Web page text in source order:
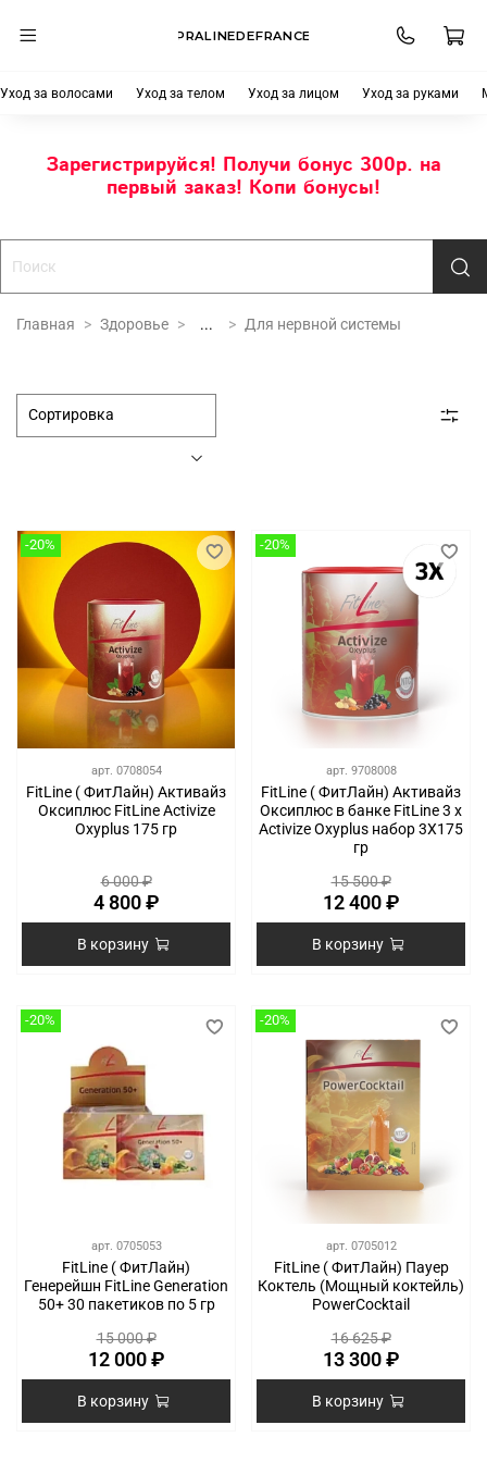
PRALINEDEFRANCE
Уход за волосами Уход за телом Уход за лицом Уход за руками
Зарегистрируйся! Получи бонус 300р. на
первый заказ! Копи бонусы!
Главная Здоровье ... Для нервной системы
-20%
арт. 0708054
FitLine ( ФитЛайн) Активайз
Оксиплюс FitLine Activize
Oxyplus 175 гр
6 000 ₽
4 800 ₽
В корзину
-20%
арт. 9708008
FitLine ( ФитЛайн) Активайз
Оксиплюс в банке FitLine 3 x
Activize Oxyplus набор 3Х175
гр
15 500 ₽
12 400 ₽
В корзину
-20%
арт. 0705053
FitLine ( ФитЛайн)
Генерейшн FitLine Generation
50+ 30 пакетиков по 5 гр
15 000 ₽
12 000 ₽
В корзину
-20%
арт. 0705012
FitLine ( ФитЛайн) Пауер
Коктель (Мощный коктейль)
PowerCocktail
16 625 ₽
13 300 ₽
В корзину